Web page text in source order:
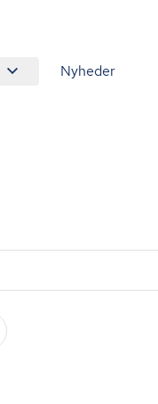
Nyheder